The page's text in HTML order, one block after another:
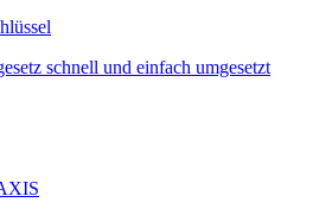
schnell und einfach umgesetzt